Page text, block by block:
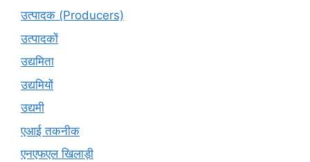
उत्पादक (Producers)
उत्पादकों
उद्यमिता
उद्यमियों
उद्यमी
एआई तकनीक
एनएफएल खिलाड़ी